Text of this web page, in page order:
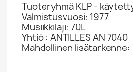
Tuoteryhmä KLP -
Valmistusvuosi: 1977
Musiikkilaji: 70L
Yhtiö : ANTILLES AN 7040
Mahdollinen lisätarkenne: